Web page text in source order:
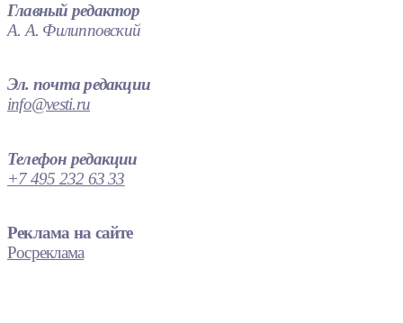
Главный редактор
А. А. Филипповский
Эл. почта редакции
info@vesti.ru
Телефон редакции
+7 495 232 63 33
Реклама на сайте
Росреклама